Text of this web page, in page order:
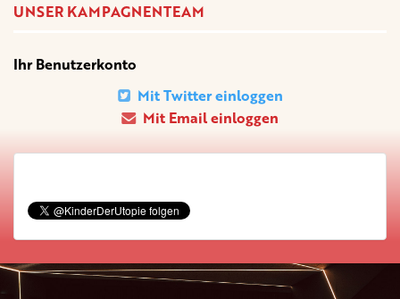
UNSER KAMPAGNENTEAM
Ihr Benutzerkonto
Mit Twitter einloggen
Mit Email einloggen